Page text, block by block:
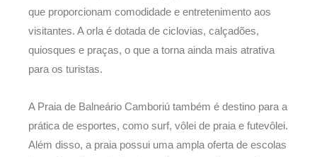
que proporcionam comodidade e entretenimento aos
visitantes. A orla é dotada de ciclovias, calçadões,
quiosques e praças, o que a torna ainda mais atrativa
para os turistas.
A Praia de Balneário Camboriú também é destino para a
prática de esportes, como surf, vôlei de praia e futevôlei.
Além disso, a praia possui uma ampla oferta de escolas